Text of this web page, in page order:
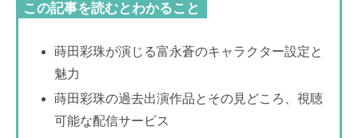
この記事を読むとわかること
蒔田彩珠が演じる富永蒼のキャラクター設定と
魅力
蒔田彩珠の過去出演作品とその見どころ、視聴
可能な配信サービス